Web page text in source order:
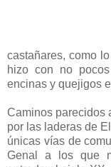
castañares, como lo
hizo con no
encinas y quejigos
Caminos parecidos
por las laderas de
únicas vías de
Genal a los que